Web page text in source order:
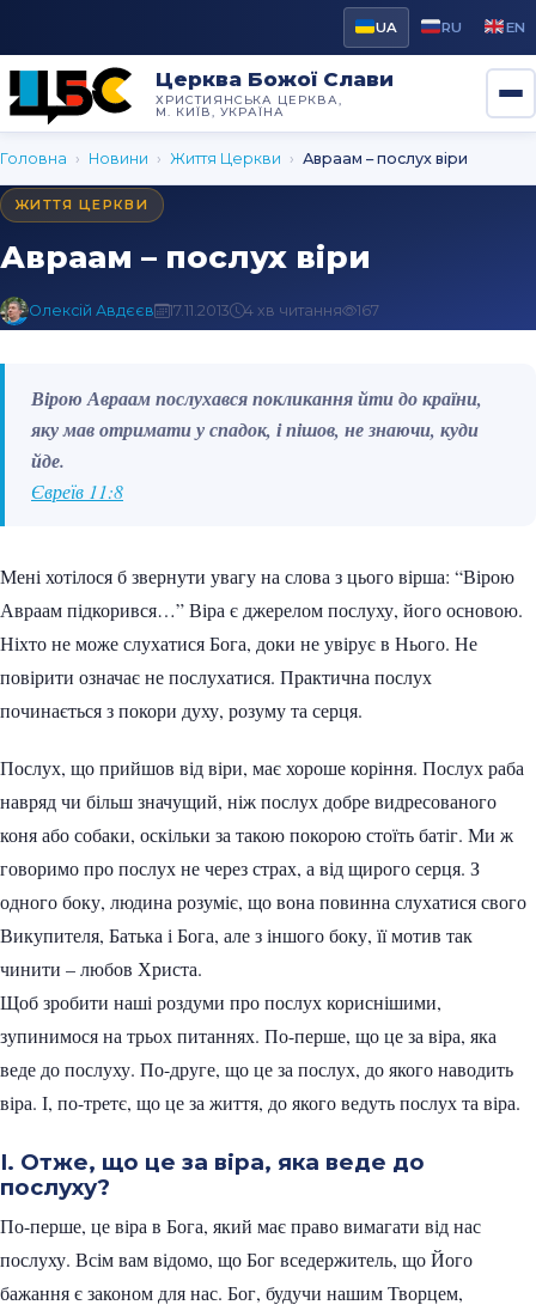
UA RU EN
Церква Божої Слави
ХРИСТИЯНСЬКА ЦЕРКВА,
М. КИЇВ, УКРАЇНА
Головна › Новини › Життя Церкви › Авраам – послух віри
ЖИТТЯ ЦЕРКВИ
Авраам – послух віри
Олексій Авдєєв 17.11.2013 4 хв читання 167
Вірою Авраам послухався покликання йти до країни,
яку мав отримати у спадок, і пішов, не знаючи, куди
йде.
Євреїв 11:8
Мені хотілося б звернути увагу на слова з цього вірша: “Вірою
Авраам підкорився…” Віра є джерелом послуху, його основою.
Ніхто не може слухатися Бога, доки не увірує в Нього. Не
повірити означає не послухатися. Практична послух
починається з покори духу, розуму та серця.
Послух, що прийшов від віри, має хороше коріння. Послух раба
навряд чи більш значущий, ніж послух добре видресованого
коня або собаки, оскільки за такою покорою стоїть батіг. Ми ж
говоримо про послух не через страх, а від щирого серця. З
одного боку, людина розуміє, що вона повинна слухатися свого
Викупителя, Батька і Бога, але з іншого боку, її мотив так
чинити – любов Христа.
Щоб зробити наші роздуми про послух кориснішими,
зупинимося на трьох питаннях. По-перше, що це за віра, яка
веде до послуху. По-друге, що це за послух, до якого наводить
віра. І, по-третє, що це за життя, до якого ведуть послух та віра.
I. Отже, що це за віра, яка веде до
послуху?
По-перше, це віра в Бога, який має право вимагати від нас
послуху. Всім вам відомо, що Бог вседержитель, що Його
бажання є законом для нас. Бог, будучи нашим Творцем,